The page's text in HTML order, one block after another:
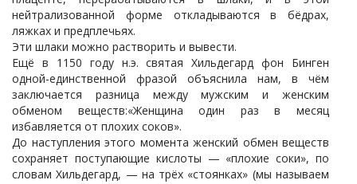
нейтрализованной форме откладываются в бёдрах,
ляжках и предплечьях.
Эти шлаки можно растворить и вывести.
Ещё в 1150 году н.э. святая Хильдегард фон Бинген
одной-единственной фразой объяснила нам, в чём
заключается разница между мужским и женским
обменом веществ:«Женщина один раз в месяц
избавляется от плохих соков».
До наступления этого момента женский обмен веществ
сохраняет поступающие кислоты — «плохие соки», по
словам Хильдегард, — на трёх «стоянках» (мы называем